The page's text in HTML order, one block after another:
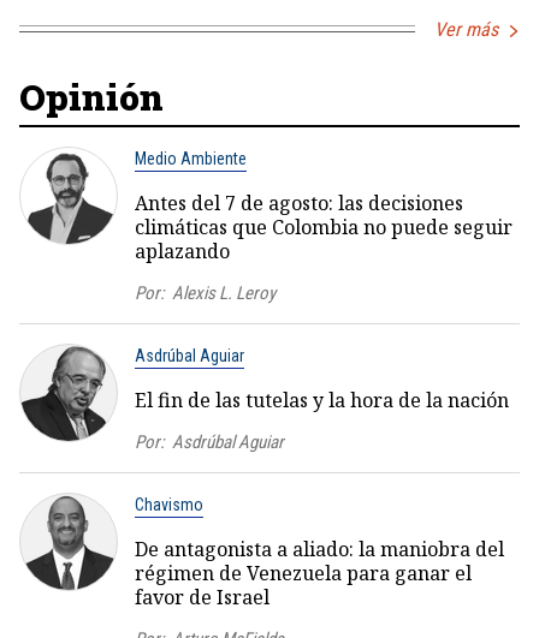
Ver más
Opinión
Medio Ambiente
Antes del 7 de agosto: las decisiones
climáticas que Colombia no puede seguir
aplazando
Por: Alexis L. Leroy
Asdrúbal Aguiar
El fin de las tutelas y la hora de la nación
Por: Asdrúbal Aguiar
Chavismo
De antagonista a aliado: la maniobra del
régimen de Venezuela para ganar el
favor de Israel